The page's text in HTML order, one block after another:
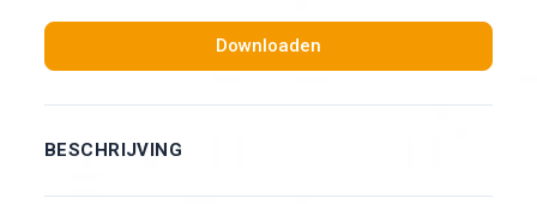
Downloaden
BESCHRIJVING